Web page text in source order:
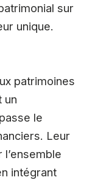
sur
unique.
patrimoines
un
le
Leur
intégrant